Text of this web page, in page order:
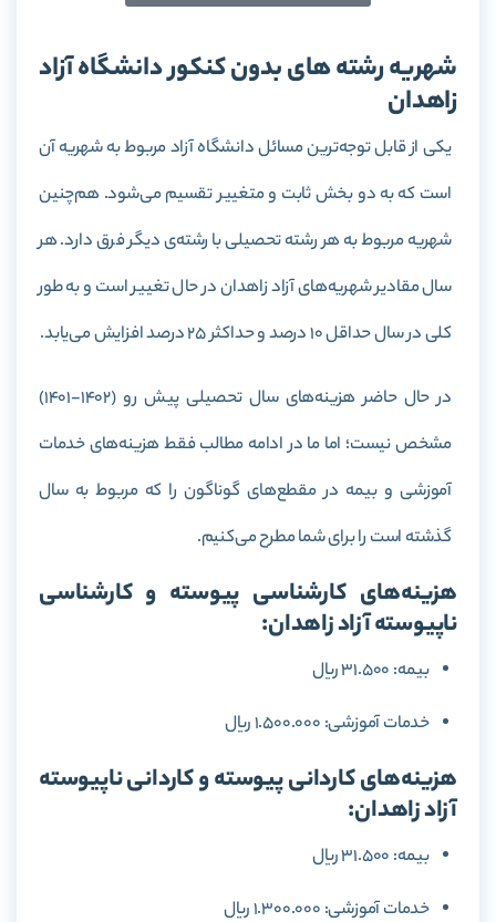
شهریه رشته های بدون کنکور دانشگاه آزاد
زاهدان
یکی از قابل توجه‌ترین مسائل دانشگاه آزاد مربوط به شهریه آن
است که به دو بخش ثابت و متغییر تقسیم می‌شود. هم‌چنین
شهریه‌ مربوط به هر رشته تحصیلی با رشته‌ی دیگر فرق دارد. هر
سال مقادیر شهریه‌های آزاد زاهدان در حال تغییر است و به طور
کلی در سال حداقل 10 درصد و حداکثر 25 درصد افزایش می‌یابد.
در حال حاضر هزینه‌های سال تحصیلی پیش رو (1402-1401)
مشخص نیست؛ اما ما در ادامه مطالب فقط هزینه‌های خدمات
آموزشی و بیمه در مقطع‌های گوناگون را که مربوط به سال
گذشته است را برای شما مطرح می‌کنیم.
هزینه‌های کارشناسی پیوسته و کارشناسی
ناپیوسته آزاد زاهدان:
بیمه: 31.500 ریال
خدمات آموزشی: 1.500.000 ریال
هزینه‌های کاردانی پیوسته و کاردانی ناپیوسته
آزاد زاهدان:
بیمه: 31.500 ریال
خدمات آموزشی: 1.300.000 ریال